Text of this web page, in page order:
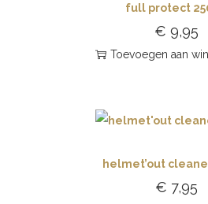
full protect
€ 9,95
Toevoegen aan
helmet’out
€ 7,95